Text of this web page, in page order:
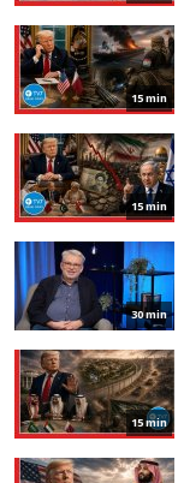
15 min
15 min
30 min
15 min